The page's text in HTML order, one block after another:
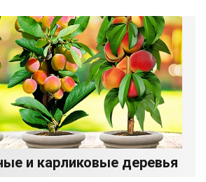
и карликовые деревья